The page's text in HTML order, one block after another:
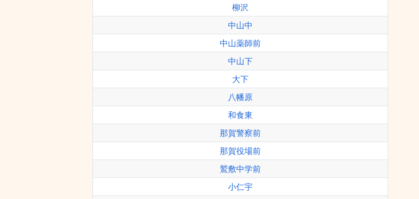
柳沢
中山中
中山薬師前
中山下
大下
八幡原
和食東
那賀警察前
那賀役場前
鷲敷中学前
小仁宇